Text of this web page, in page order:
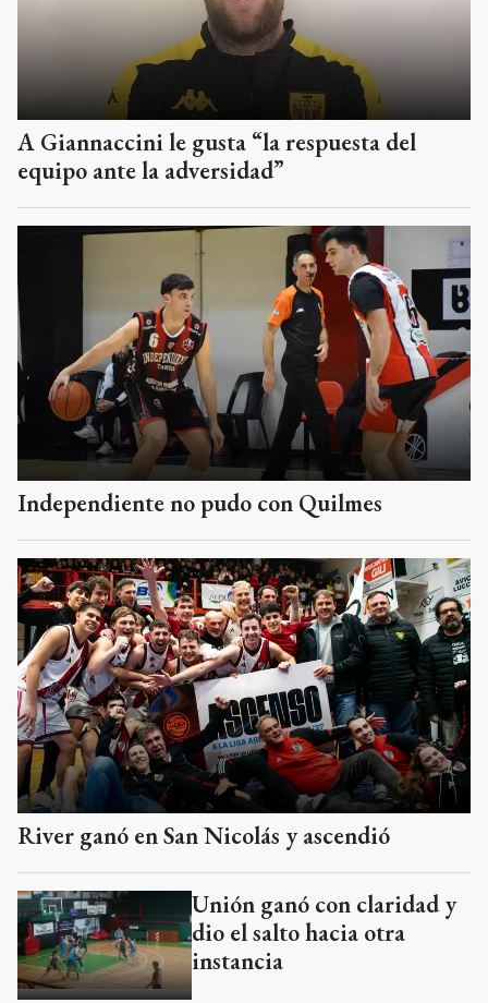
A Giannaccini le gusta “la respuesta del
equipo ante la adversidad”
Independiente no pudo con Quilmes
River ganó en San Nicolás y ascendió
Unión ganó con claridad y
dio el salto hacia otra
instancia